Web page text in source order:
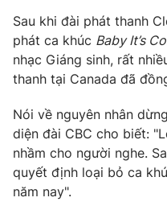
Câu chuyện quốc tế
Tài chính
Thị trường
Góc doanh nghiệp
Dữ liệu và đời sống
Truyền hình
Phim VTV
Hậu trường
Nhân vật
Giải trí
Điện ảnh
Âm nhạc
Đời sống
Sau khi đài phát thanh
phát ca khúc Baby It’s
nhạc Giáng sinh, rất
thanh tại Canada đã
Nói về nguyên nhân
diện đài CBC cho biết:
nhầm cho người nghe.
quyết định loại bỏ ca
năm nay".